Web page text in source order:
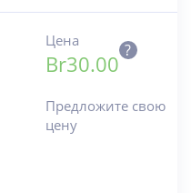
Цена
Br30.00
?
Предложите свою
цену